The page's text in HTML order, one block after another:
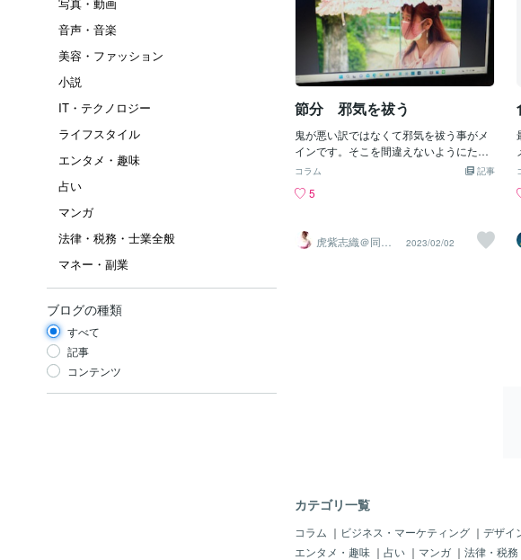
音声・音楽
美容・ファッション
小説
IT・テクノロジー
ライフスタイル
エンタメ・趣味
占い
マンガ
法律・税務・士業全般
マネー・副業
ブログの種類
すべて
記事
コンテンツ
節分 邪気を祓う
鬼が悪い訳ではなくて邪気を祓う事がメ
インです。そこを間違えないようにただ
単に『豆を撒いて』楽しまないでね。昔
きます。流行り病の擬人化した姿が昔の
「鬼」のようです。これって冤罪みたい
なモノ。考えようによってはお気の毒な
記事
コラム
5
虎紫志織＠同じ
目線の『駆け込
2023/02/02
カテゴリ一覧
コラム ｜ ビジネス・マーケティング ｜ デザイ
エンタメ・趣味 ｜ 占い ｜ マンガ ｜ 法律・税